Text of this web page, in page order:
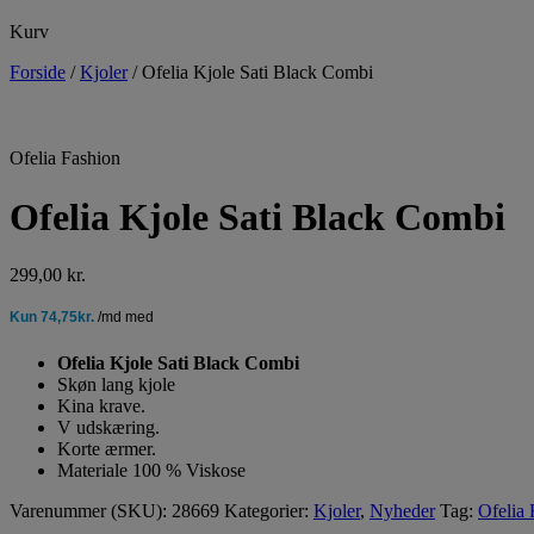
Kurv
Forside /Kjoler/Ofelia Kjole Sati Black Combi
Ofelia Fashion
Ofelia Kjole Sati Black Combi
299,00 kr.
Ofelia Kjole Sati Black Combi
Skøn lang kjole
Kina krave.
V udskæring.
Korte ærmer.
Materiale 100 % Viskose
Varenummer (SKU): 28669 Kategorier: Kjoler, Nyheder Tag: Ofelia